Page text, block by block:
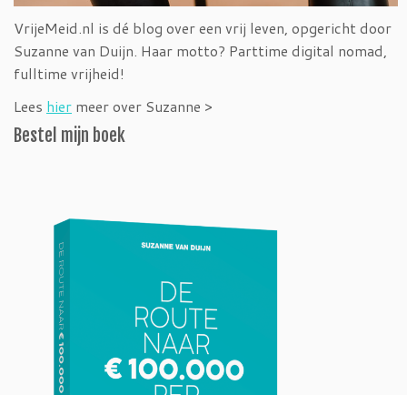
VrijeMeid.nl is dé blog over een vrij leven, opgericht door
Suzanne van Duijn. Haar motto? Parttime digital nomad,
fulltime vrijheid!
Lees hier meer over Suzanne >
Bestel mijn boek